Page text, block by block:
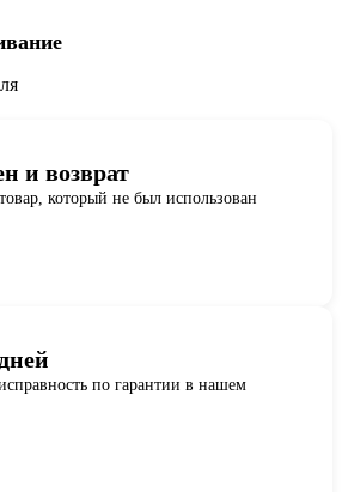
и возврат
который не был использован
по гарантии в нашем